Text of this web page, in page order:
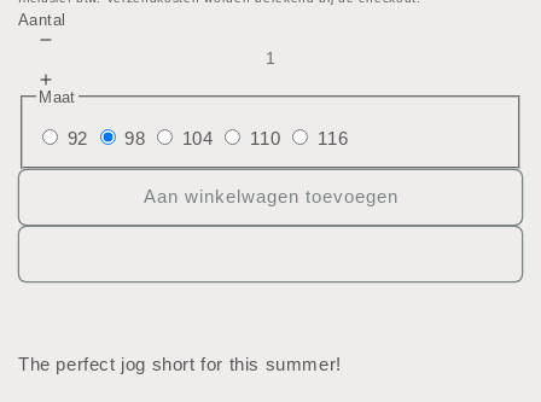
Aantal
verlagen
voor
Jogging
short
Aantal
voor
Jogging
Maat
92 98 104 110 116
Aan winkelwagen toevoegen
The perfect jog short for this summer!